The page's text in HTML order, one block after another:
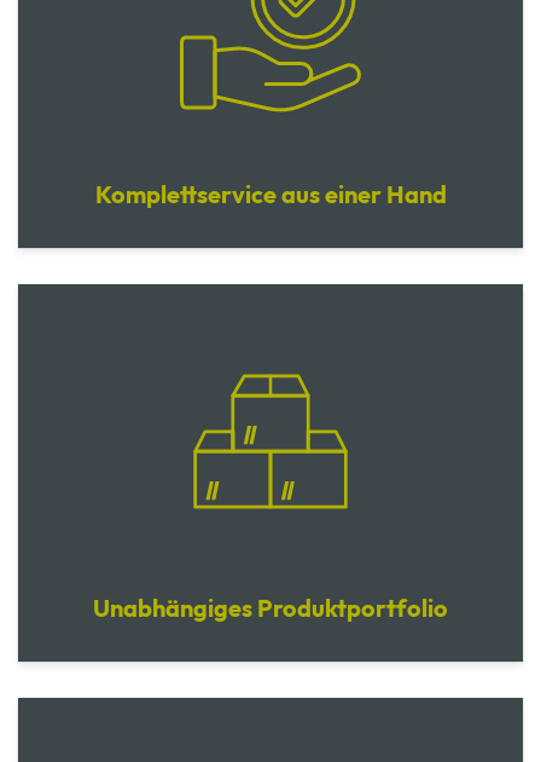
Komplettservice aus einer Hand
Unabhängiges Produktportfolio